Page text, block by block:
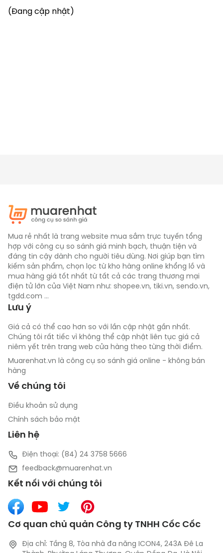
(Đang cập nhật)
Mua rẻ nhất là trang website mua sắm trực tuyến tổng
hợp với công cụ so sánh giá minh bạch, thuận tiện và
đáng tin cậy dành cho người tiêu dùng. Nơi giúp bạn tìm
kiếm sản phẩm, chọn lọc từ kho hàng online khổng lồ và
mua hàng giá tốt nhất từ tất cả các trang thương mại
điện tử lớn của Việt Nam như: shopee.vn, tiki.vn, sendo.vn,
tgdd.com ...
Về chúng tôi
Điều khoản sử dụng
Chính sách bảo mật
Liên hệ
Điện thoại: (84) 24 3758 5666
feedback@muarenhat.vn
Kết nối với chúng tôi
Cơ quan chủ quản Công ty TNHH Cốc Cốc
Địa chỉ: Tầng 8, Tòa nhà đa năng ICON4, 243A Đê La
Lưu ý
Giá cả có thể cao hơn so với lần cập nhật gần nhất.
Chúng tôi rất tiếc vì không thể cập nhật liên tục giá cả
niêm yết trên trang web cửa hàng theo từng thời điểm.
Muarenhat.vn là công cụ so sánh giá online - không bán
hàng